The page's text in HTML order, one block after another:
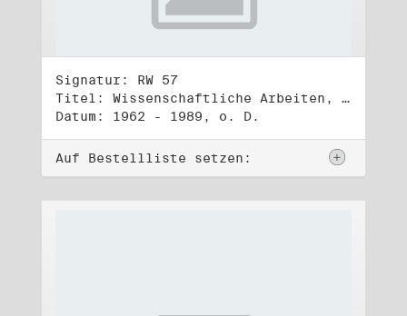
Signatur: RW 57
Titel: Wissenschaftliche Arbeiten, Studien und Manuskripte Dritter (1)
Datum: 1962 - 1989, o. D.
Auf Bestellliste setzen: